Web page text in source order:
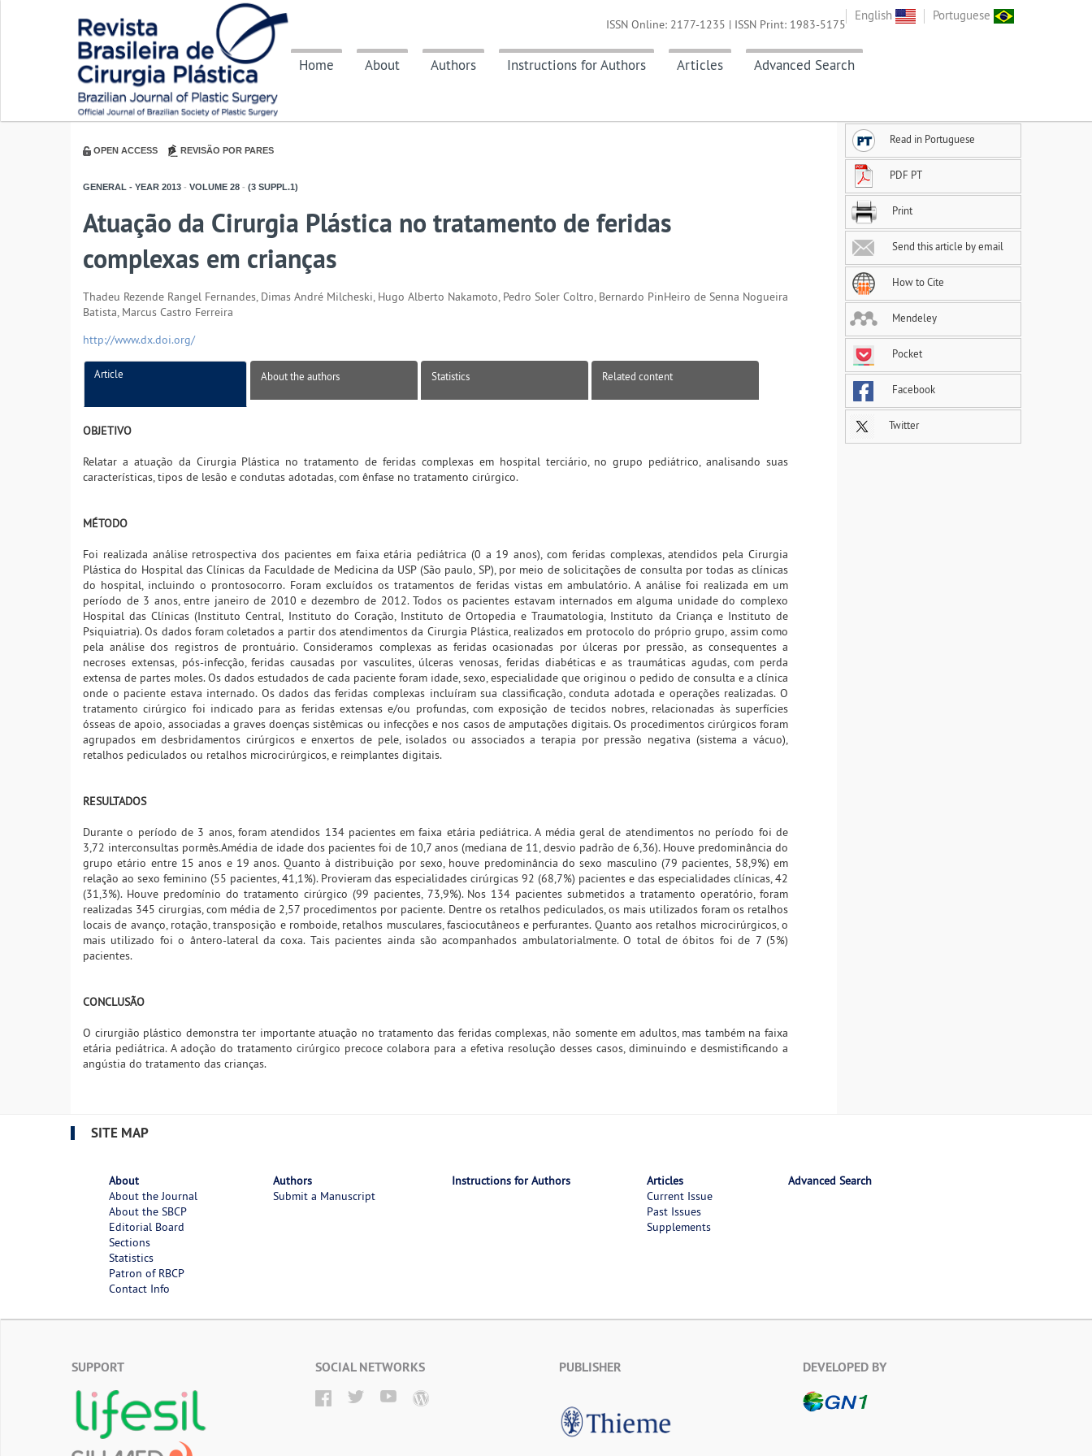
English Portuguese
Home About Authors Instructions for Authors Articles Advanced Search
ISSN Online: 2177-1235 | ISSN Print: 1983-5175
OPEN ACCESS REVISÃO POR PARES
GENERAL - YEAR 2013 - VOLUME 28 - (3 SUPPL.1)
Atuação da Cirurgia Plástica no tratamento de feridas
complexas em crianças
Thadeu Rezende Rangel Fernandes, Dimas André Milcheski, Hugo Alberto Nakamoto, Pedro Soler Coltro, Bernardo PinHeiro de Senna Nogueira
Batista, Marcus Castro Ferreira
http://www.dx.doi.org/
Article About the authors Statistics Related content
OBJETIVO
Relatar a atuação da Cirurgia Plástica no tratamento de feridas complexas em hospital terciário, no grupo pediátrico, analisando suas
características, tipos de lesão e condutas adotadas, com ênfase no tratamento cirúrgico.
MÉTODO
Foi realizada análise retrospectiva dos pacientes em faixa etária pediátrica (0 a 19 anos), com feridas complexas, atendidos pela Cirurgia
Plástica do Hospital das Clínicas da Faculdade de Medicina da USP (São paulo, SP), por meio de solicitações de consulta por todas as clínicas
do hospital, incluindo o prontosocorro. Foram excluídos os tratamentos de feridas vistas em ambulatório. A análise foi realizada em um
período de 3 anos, entre janeiro de 2010 e dezembro de 2012. Todos os pacientes estavam internados em alguma unidade do complexo
Hospital das Clínicas (Instituto Central, Instituto do Coração, Instituto de Ortopedia e Traumatologia, Instituto da Criança e Instituto de
Psiquiatria). Os dados foram coletados a partir dos atendimentos da Cirurgia Plástica, realizados em protocolo do próprio grupo, assim como
pela análise dos registros de prontuário. Consideramos complexas as feridas ocasionadas por úlceras por pressão, as consequentes a
necroses extensas, pós-infecção, feridas causadas por vasculites, úlceras venosas, feridas diabéticas e as traumáticas agudas, com perda
extensa de partes moles. Os dados estudados de cada paciente foram idade, sexo, especialidade que originou o pedido de consulta e a clínica
onde o paciente estava internado. Os dados das feridas complexas incluíram sua classificação, conduta adotada e operações realizadas. O
tratamento cirúrgico foi indicado para as feridas extensas e/ou profundas, com exposição de tecidos nobres, relacionadas às superfícies
ósseas de apoio, associadas a graves doenças sistêmicas ou infecções e nos casos de amputações digitais. Os procedimentos cirúrgicos foram
agrupados em desbridamentos cirúrgicos e enxertos de pele, isolados ou associados a terapia por pressão negativa (sistema a vácuo),
retalhos pediculados ou retalhos microcirúrgicos, e reimplantes digitais.
RESULTADOS
Durante o período de 3 anos, foram atendidos 134 pacientes em faixa etária pediátrica. A média geral de atendimentos no período foi de
3,72 interconsultas pormês.Amédia de idade dos pacientes foi de 10,7 anos (mediana de 11, desvio padrão de 6,36). Houve predominância do
grupo etário entre 15 anos e 19 anos. Quanto à distribuição por sexo, houve predominância do sexo masculino (79 pacientes, 58,9%) em
relação ao sexo feminino (55 pacientes, 41,1%). Provieram das especialidades cirúrgicas 92 (68,7%) pacientes e das especialidades clínicas, 42
(31,3%). Houve predomínio do tratamento cirúrgico (99 pacientes, 73,9%). Nos 134 pacientes submetidos a tratamento operatório, foram
realizadas 345 cirurgias, com média de 2,57 procedimentos por paciente. Dentre os retalhos pediculados, os mais utilizados foram os retalhos
locais de avanço, rotação, transposição e romboide, retalhos musculares, fasciocutâneos e perfurantes. Quanto aos retalhos microcirúrgicos, o
mais utilizado foi o ântero-lateral da coxa. Tais pacientes ainda são acompanhados ambulatorialmente. O total de óbitos foi de 7 (5%)
pacientes.
CONCLUSÃO
O cirurgião plástico demonstra ter importante atuação no tratamento das feridas complexas, não somente em adultos, mas também na faixa
etária pediátrica. A adoção do tratamento cirúrgico precoce colabora para a efetiva resolução desses casos, diminuindo e desmistificando a
angústia do tratamento das crianças.
Read in Portuguese
PDF PT
Print
Send this article by email
How to Cite
Mendeley
Pocket
Facebook
Twitter
SITE MAP
About
About the Journal
About the SBCP
Editorial Board
Sections
Statistics
Patron of RBCP
Contact Info
Authors
Submit a Manuscript
Instructions for Authors
Articles
Current Issue
Past Issues
Supplements
Advanced Search
SUPPORT SOCIAL NETWORKS PUBLISHER DEVELOPED BY